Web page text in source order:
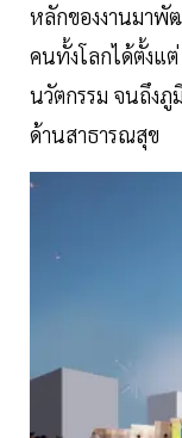
หลักของงานมาพั
คนทั้งโลกได้ตั้งแ
นวัตกรรม จนถึง
ด้านสาธารณสุข